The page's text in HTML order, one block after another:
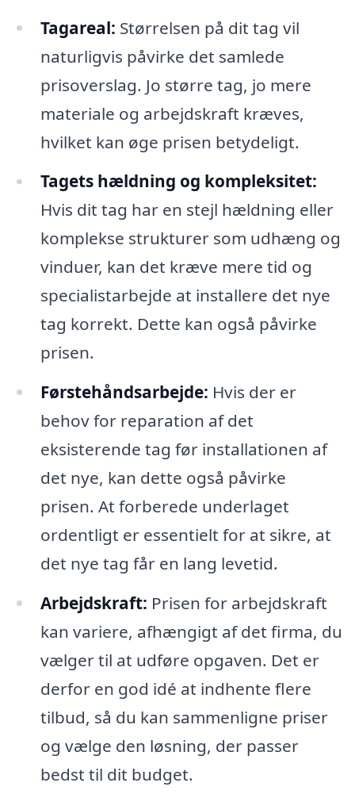
Tagareal: Størrelsen på dit tag vil
naturligvis påvirke det samlede
prisoverslag. Jo større tag, jo mere
materiale og arbejdskraft kræves,
hvilket kan øge prisen betydeligt.
Tagets hældning og kompleksitet:
Hvis dit tag har en stejl hældning eller
komplekse strukturer som udhæng og
vinduer, kan det kræve mere tid og
specialistarbejde at installere det nye
tag korrekt. Dette kan også påvirke
prisen.
Førstehåndsarbejde: Hvis der er
behov for reparation af det
eksisterende tag før installationen af
det nye, kan dette også påvirke
prisen. At forberede underlaget
ordentligt er essentielt for at sikre, at
det nye tag får en lang levetid.
Arbejdskraft: Prisen for arbejdskraft
kan variere, afhængigt af det firma, du
vælger til at udføre opgaven. Det er
derfor en god idé at indhente flere
tilbud, så du kan sammenligne priser
og vælge den løsning, der passer
bedst til dit budget.